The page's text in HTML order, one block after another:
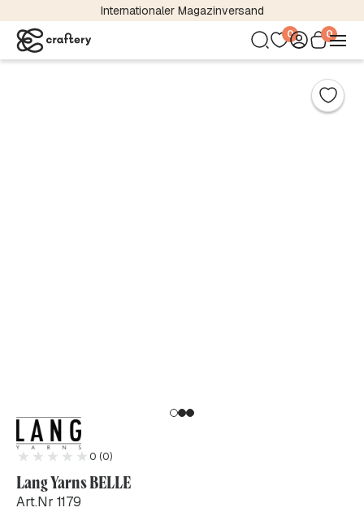
Internationaler Magazinversand
0 0
0 (0)
Lang Yarns BELLE
Art.Nr 1179